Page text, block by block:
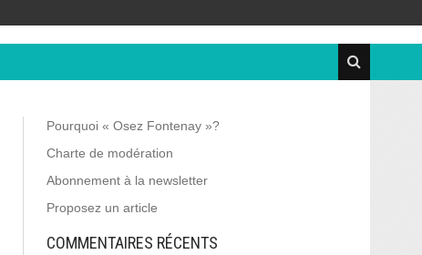
Pourquoi « Osez Fontenay »?
Charte de modération
Abonnement à la newsletter
Proposez un article
COMMENTAIRES RÉCENTS